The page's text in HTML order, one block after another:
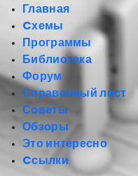
Главная
Cхемы
Программы
Библиотека
Форум
Справочный лист
Советы
Обзоры
Это интересно
Cсылки